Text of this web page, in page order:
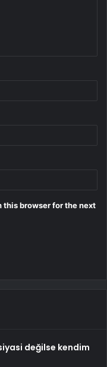
this browser for the next
değilse kendim